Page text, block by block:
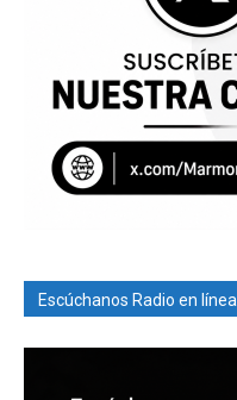
Escúchanos Radio en línea